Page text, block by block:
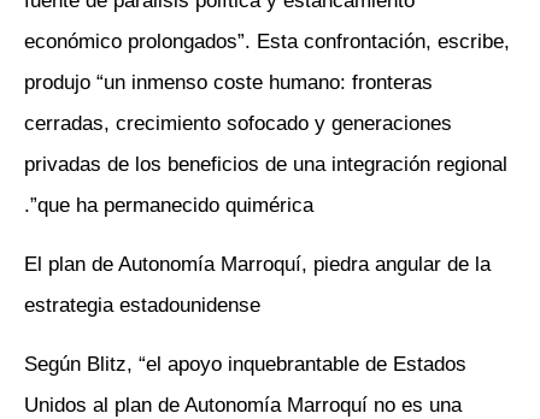
económico prolongados”. Esta confrontación, escribe,
produjo “un inmenso coste humano: fronteras
cerradas, crecimiento sofocado y generaciones
privadas de los beneficios de una integración regional
que ha permanecido quimérica”.
El plan de Autonomía Marroquí, piedra angular de la
estrategia estadounidense
Según Blitz, “el apoyo inquebrantable de Estados
Unidos al plan de Autonomía Marroquí no es una